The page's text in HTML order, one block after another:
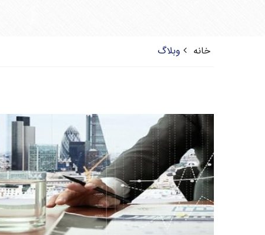
خانه وبلاگ